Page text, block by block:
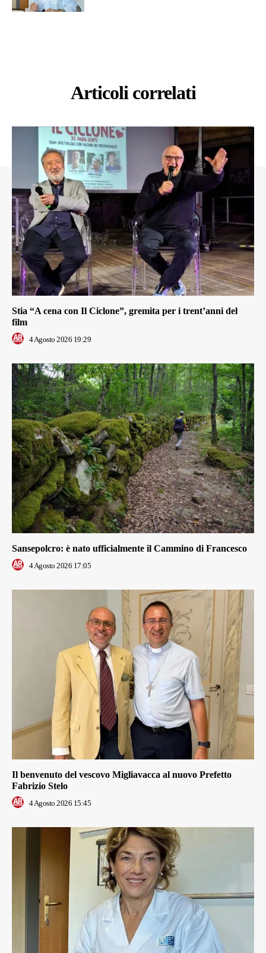
Articoli correlati
Stia “A cena con Il Ciclone”, gremita per i trent’anni del
film
4 Agosto 2026 19:29
Sansepolcro: è nato ufficialmente il Cammino di Francesco
4 Agosto 2026 17:05
Il benvenuto del vescovo Migliavacca al nuovo Prefetto
Fabrizio Stelo
4 Agosto 2026 15:45